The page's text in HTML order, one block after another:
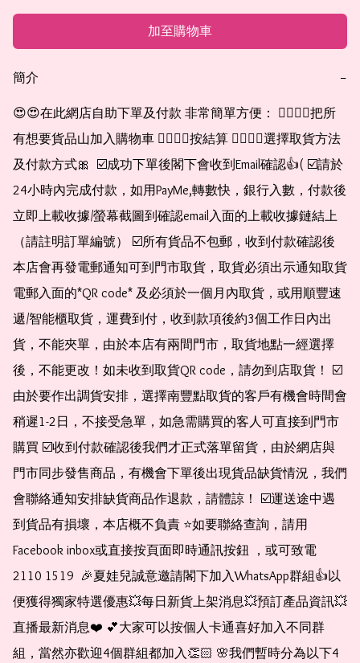
加至購物車
簡介 −
😍😍在此網店自助下單及付款 非常簡單方便： 👉🏻👉🏻把所
有想要貨品山加入購物車 👉🏻👉🏻按結算 👉🏻👉🏻選擇取貨方法
及付款方式🎀  ☑️成功下單後閣下會收到Email確認👍( ☑️請於
24小時內完成付款，如用PayMe,轉數快，銀行入數，付款後
立即上載收據/螢幕截圖到確認email入面的上載收據鏈結上
（請註明訂單編號） ☑️所有貨品不包郵，收到付款確認後
本店會再發電郵通知可到門市取貨，取貨必須出示通知取貨
電郵入面的*QR code* 及必須於一個月內取貨，或用順豐速
遞/智能櫃取貨，運費到付，收到款項後約3個工作日內出
貨，不能夾單，由於本店有兩間門市，取貨地點一經選擇
後，不能更改！如未收到取貨QR code，請勿到店取貨！ ☑️
由於要作出調貨安排，選擇南豐點取貨的客戶有機會時間會
稍遲1-2日，不接受急單，如急需購買的客人可直接到門市
購買 ☑️收到付款確認後我們才正式落單留貨，由於網店與
門市同步發售商品，有機會下單後出現貨品缺貨情況，我們
會聯絡通知安排缺貨商品作退款，請體諒！ ☑️運送途中遇
到貨品有損壞，本店概不負責 ⭐️如要聯絡查詢，請用
Facebook inbox或直接按頁面即時通訊按鈕 ，或可致電
2110 1519  🎉夏娃兒誠意邀請閣下加入WhatsApp群組👍以
便獲得獨家特選優惠💥每日新貨上架消息💥預訂產品資訊💥
直播最新消息❤️ 💕大家可以按個人卡通喜好加入不同群
組，當然亦歡迎4個群組都加入👏🏻 🌸我們暫時分為以下4